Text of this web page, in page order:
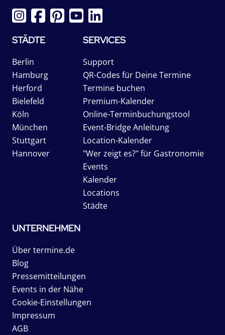
STÄDTE
Berlin
Hamburg
Herford
Bielefeld
Köln
München
Stuttgart
Hannover
SERVICES
Support
QR-Codes für Deine Termine
Termine buchen
Premium-Kalender
Online-Terminbuchungstool
Event-Bridge Anleitung
Location-Kalender
"Wer zeigt es?" für Gastronomie
Events
Kalender
Locations
Städte
UNTERNEHMEN
Über termine.de
Blog
Pressemitteilungen
Events in der Nähe
Cookie-Einstellungen
Impressum
AGB